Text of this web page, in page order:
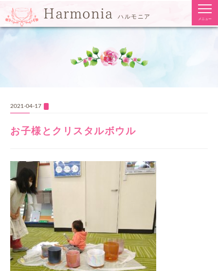
Harmonia ハルモニア メニュー
2021-04-17
お子様とクリスタルボウル